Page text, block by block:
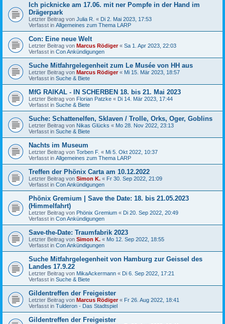
Ich picknicke am 17.06. mit ner Pompfe in der Hand im
Drägerpark
Letzter Beitrag von Julia R. « Di 2. Mai 2023, 17:53
Verfasst in Allgemeines zum Thema LARP
Con: Eine neue Welt
Letzter Beitrag von Marcus Rödiger« Sa 1. Apr 2023, 22:03
Verfasst in Con Ankündigungen
Suche Mitfahrgelegenheit zum Le Musée von HH aus
Letzter Beitrag von Marcus Rödiger« Mi 15. Mär 2023, 18:57
Verfasst in Suche & Biete
MfG RAIKAL - IN SCHERBEN 18. bis 21. Mai 2023
Letzter Beitrag von Florian Patzke « Di 14. Mär 2023, 17:44
Verfasst in Suche & Biete
Suche: Schattenelfen, Sklaven / Trolle, Orks, Oger, Goblins
Letzter Beitrag von Nikas Glücks « Mo 28. Nov 2022, 23:13
Verfasst in Suche & Biete
Nachts im Museum
Letzter Beitrag von Torben F. « Mi 5. Okt 2022, 10:37
Verfasst in Allgemeines zum Thema LARP
Treffen der Phönix Carta am 10.12.2022
Letzter Beitrag von Simon K. « Fr 30. Sep 2022, 21:09
Verfasst in Con Ankündigungen
Phönix Gremium | Save the Date: 18. bis 21.05.2023
(Himmelfahrt)
Letzter Beitrag von Phönix Gremium « Di 20. Sep 2022, 20:49
Verfasst in Con Ankündigungen
Save-the-Date: Traumfabrik 2023
Letzter Beitrag von Simon K. « Mo 12. Sep 2022, 18:55
Verfasst in Con Ankündigungen
Suche Mitfahrgelegenheit von Hamburg zur Geissel des
Landes 17.9.22
Letzter Beitrag von MikaAckermann « Di 6. Sep 2022, 17:21
Verfasst in Suche & Biete
Gildentreffen der Freigeister
Letzter Beitrag von Marcus Rödiger« Fr 26. Aug 2022, 18:41
Verfasst in Tulderon - Das Stadtspiel
Gildentreffen der Freigeister